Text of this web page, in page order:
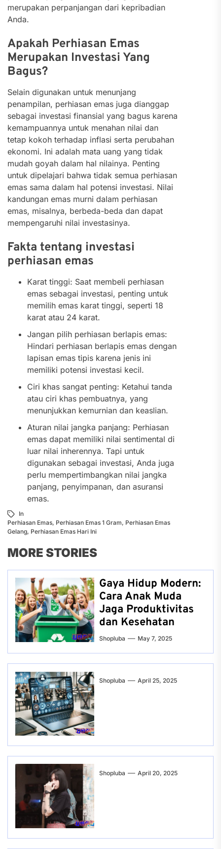
merupakan perpanjangan dari kepribadian
Anda.
Apakah Perhiasan Emas
Merupakan Investasi Yang
Bagus?
Selain digunakan untuk menunjang
penampilan, perhiasan emas juga dianggap
sebagai investasi finansial yang bagus karena
kemampuannya untuk menahan nilai dan
tetap kokoh terhadap inflasi serta perubahan
ekonomi. Ini adalah mata uang yang tidak
mudah goyah dalam hal nilainya. Penting
untuk dipelajari bahwa tidak semua perhiasan
emas sama dalam hal potensi investasi. Nilai
kandungan emas murni dalam perhiasan
emas, misalnya, berbeda-beda dan dapat
mempengaruhi nilai investasinya.
Fakta tentang investasi
perhiasan emas
Karat tinggi: Saat membeli perhiasan
emas sebagai investasi, penting untuk
memilih emas karat tinggi, seperti 18
karat atau 24 karat.
Jangan pilih perhiasan berlapis emas:
Hindari perhiasan berlapis emas dengan
lapisan emas tipis karena jenis ini
memiliki potensi investasi kecil.
Ciri khas sangat penting: Ketahui tanda
atau ciri khas pembuatnya, yang
menunjukkan kemurnian dan keaslian.
Aturan nilai jangka panjang: Perhiasan
emas dapat memiliki nilai sentimental di
luar nilai inherennya. Tapi untuk
digunakan sebagai investasi, Anda juga
perlu mempertimbangkan nilai jangka
panjang, penyimpanan, dan asuransi
emas.
In
Perhiasan Emas, Perhiasan Emas 1 Gram, Perhiasan Emas
Gelang, Perhiasan Emas Hari Ini
MORE STORIES
Gaya Hidup Modern:
Cara Anak Muda
Jaga Produktivitas
dan Kesehatan
Shopluba May 7, 2025
Shopluba April 25, 2025
Shopluba April 20, 2025